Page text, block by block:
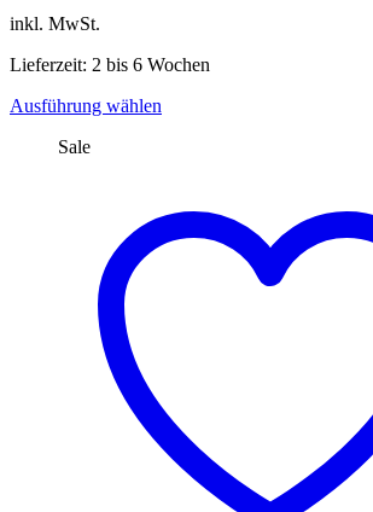
inkl. MwSt.
Lieferzeit: 2 bis 6 Wochen
Ausführung wählen
auf.
Die
Sale